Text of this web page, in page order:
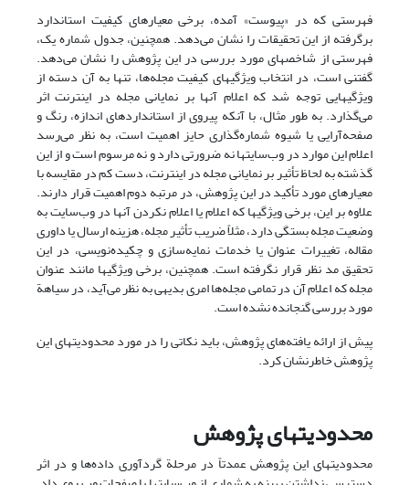
فهرستی که در «پیوست» آمده، برخی معیارهای کیفیت استاندارد
برگرفته از این تحقیقات را نشان می‌دهد. همچنین، جدول شماره یک،
فهرستی از شاخصهای مورد بررسی در این پژوهش را نشان می‌دهد.
گفتنی است، در انتخاب ویژگیهای کیفیت مجله‌ها، تنها به آن دسته از
ویژگیهایی توجه شد که اعلام آنها بر نمایانی مجله در اینترنت اثر
می‌گذارد. به طور مثال، با آنکه پیروی از استانداردهای اندازه، رنگ و
صفحه‌آرایی یا شیوه شماره‌گذاری حایز اهمیت است، به نظر می‌رسد
اعلام این موارد در وب‌سایتها نه ضرورتی دارد و نه مرسوم است و از این
گذشته به لحاظ تأثیر بر نمایانی مجله در اینترنت، دست کم در مقایسه با
معیارهای مورد تأکید در این پژوهش، در مرتبه دوم اهمیت قرار دارند.
علاوه بر این، برخی ویژگیها که اعلام یا اعلام نکردن آنها در وب‌سایت به
وضعیت مجله بستگی دارد، مثلاً ضریب تأثیر مجله، هزینه ارسال یا داوری
مقاله، تغییرات عنوان یا خدمات نمایه‌‌سازی و چکیده‌نویسی، در این
تحقیق مد نظر قرار نگرفته است. همچنین، برخی ویژگیها مانند عنوان
مجله که اعلام آن در تمامی مجله‌ها امری بدیهی به نظر می‌آید، در سیاهة
مورد بررسی گنجانده نشده است.
پیش از ارائه یافته‌های پژوهش، باید نکاتی را در مورد محدودیتهای این
پژوهش خاطرنشان کرد.
محدودیتهای پژوهش
محدودیتهای این پژوهش عمدتاً در مرحلة گردآوری داده‌ها و در اثر